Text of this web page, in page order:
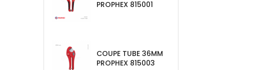
PROPHEX 815001
COUPE TUBE 36MM
PROPHEX 815003